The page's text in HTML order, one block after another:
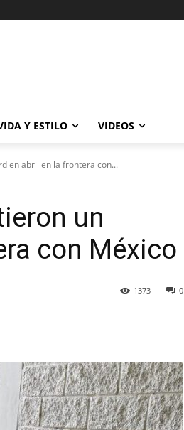
Y ESTILO VIDEOS
en abril en la frontera con...
un
con México
0
1373